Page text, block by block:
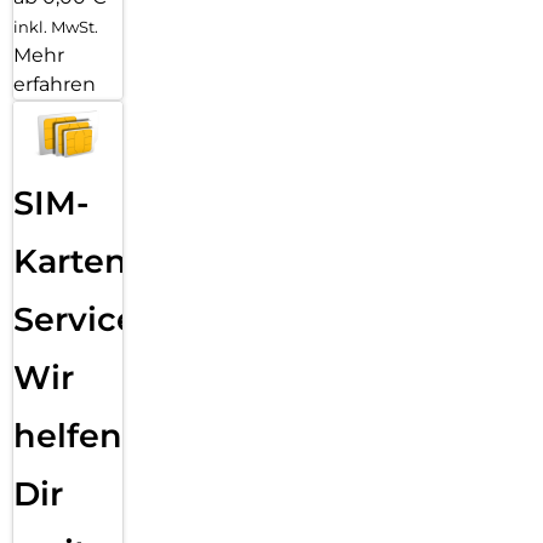
inkl. MwSt.
Mehr
erfahren
SIM-
Karten
Service:
Wir
helfen
Dir